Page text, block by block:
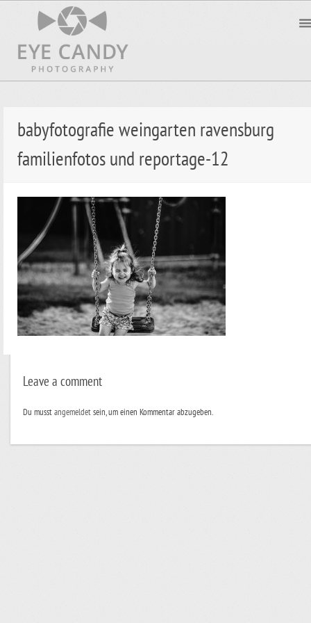
babyfotografie weingarten ravensburg
familienfotos und reportage-12
Leave a comment
Du musstangemeldetsein, um einen Kommentar abzugeben.